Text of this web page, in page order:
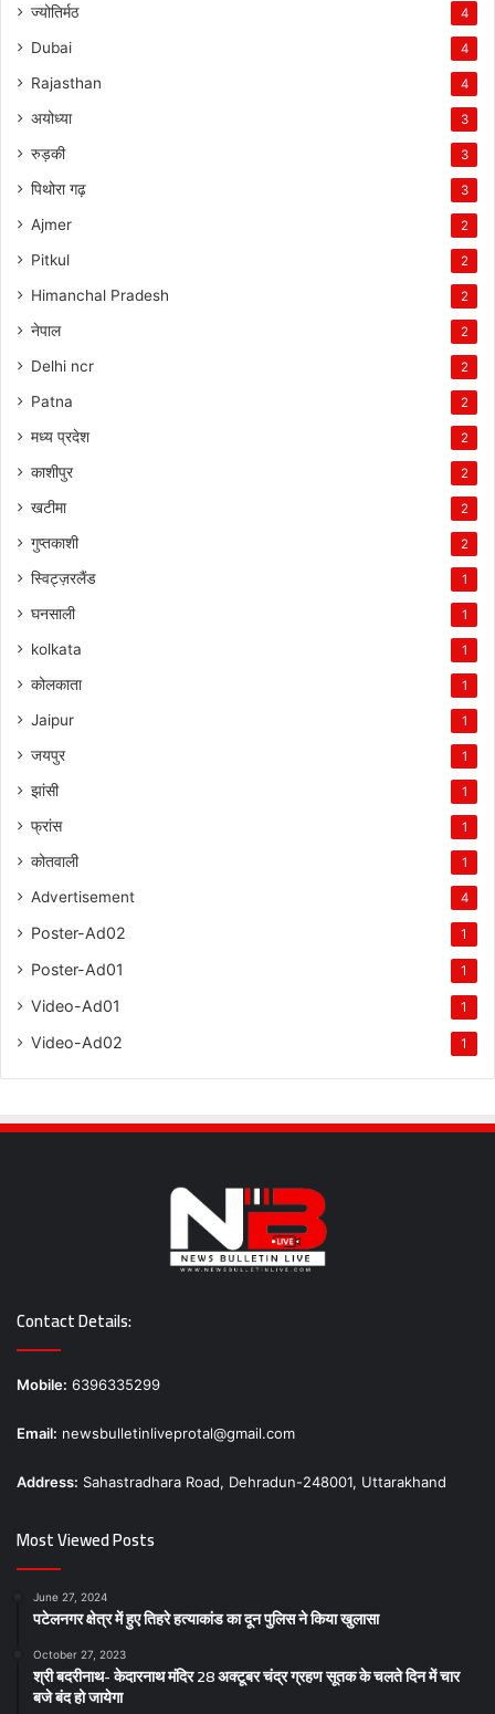
ज्योतिर्मठ 4
Dubai 4
Rajasthan 4
अयोध्या 3
रुड़की 3
पिथोरा गढ़ 3
Ajmer 2
Pitkul 2
Himanchal Pradesh 2
नेपाल 2
Delhi ncr 2
Patna 2
मध्य प्रदेश 2
काशीपुर 2
खटीमा 2
गुप्तकाशी 2
स्विट्ज़रलैंड 1
घनसाली 1
kolkata 1
कोलकाता 1
Jaipur 1
जयपुर 1
झांसी 1
फ्रांस 1
कोतवाली 1
Advertisement 4
Poster-Ad02 1
Poster-Ad01 1
Video-Ad01 1
Video-Ad02 1
Contact Details:
Mobile: 6396335299
Email: newsbulletinliveprotal@gmail.com
Address: Sahastradhara Road, Dehradun-248001, Uttarakhand
Most Viewed Posts
June 27, 2024
पटेलनगर क्षेत्र में हुए तिहरे हत्याकांड का दून पुलिस ने किया खुलासा
October 27, 2023
श्री बदरीनाथ- केदारनाथ मंदिर 28 अक्टूबर चंद्र ग्रहण सूतक के चलते दिन में चार
बजे बंद हो जायेगा